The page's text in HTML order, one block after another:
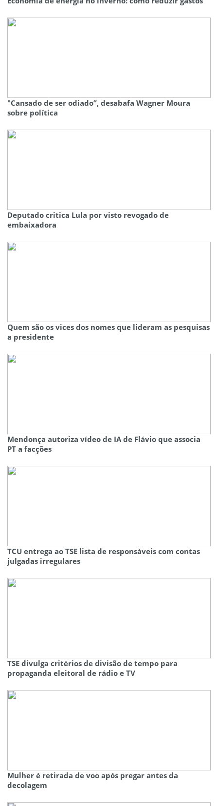
"Cansado de ser odiado”, desabafa Wagner Moura
sobre política
Deputado critica Lula por visto revogado de
embaixadora
Quem são os vices dos nomes que lideram as pesquisas
a presidente
Mendonça autoriza vídeo de IA de Flávio que associa
PT a facções
TCU entrega ao TSE lista de responsáveis com contas
julgadas irregulares
TSE divulga critérios de divisão de tempo para
propaganda eleitoral de rádio e TV
Mulher é retirada de voo após pregar antes da
decolagem